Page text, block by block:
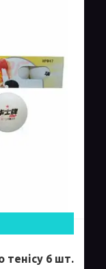
тенісу 6 шт.